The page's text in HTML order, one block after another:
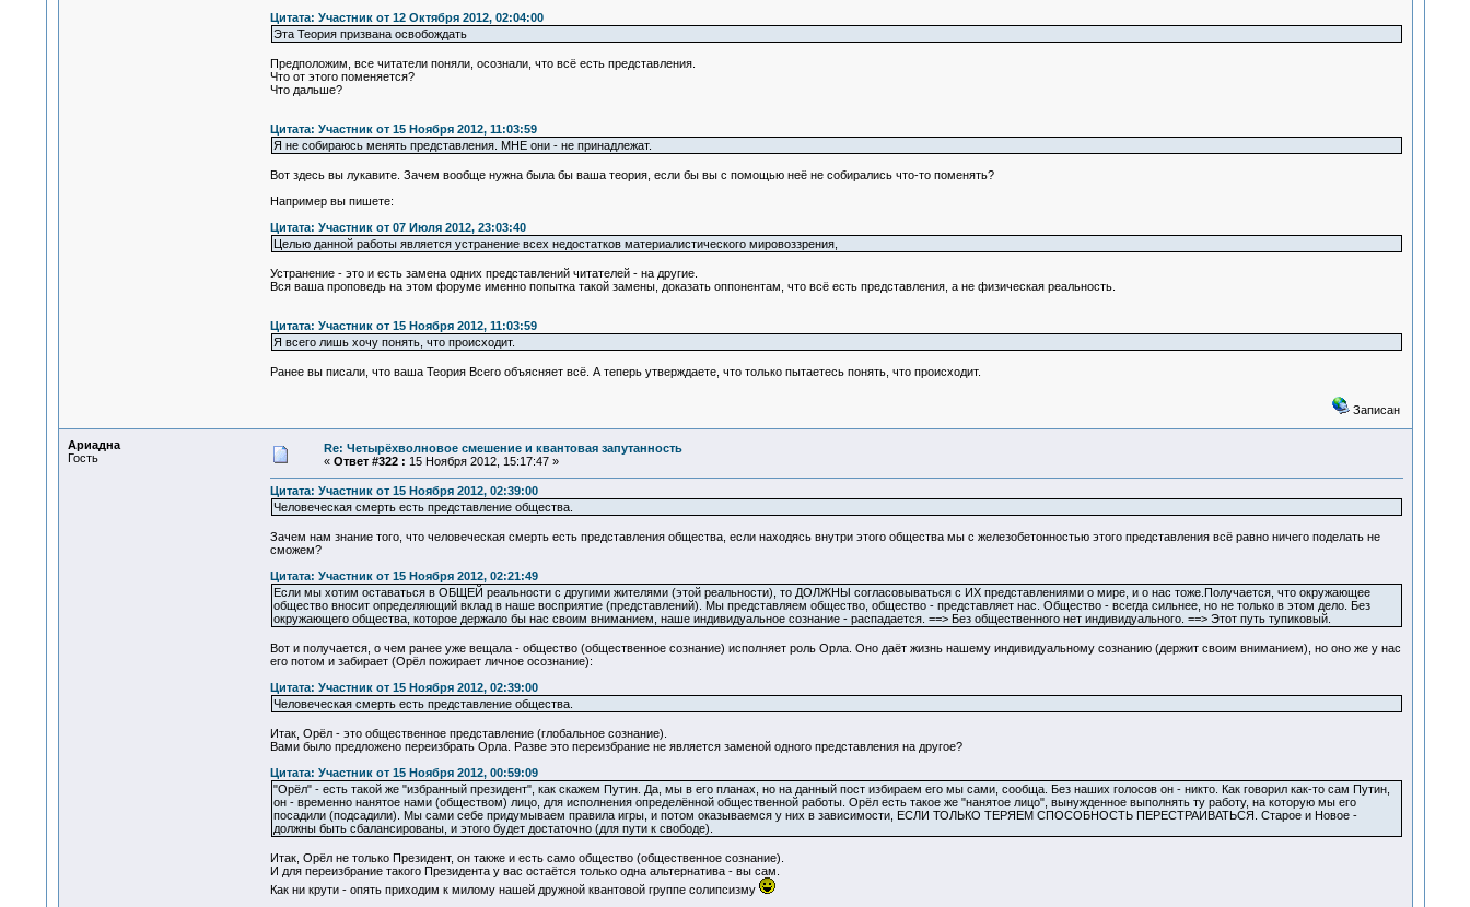
Цитата: Участник от 12 Октября 2012, 02:04:00
Эта Теория призвана освобождать
Предположим, все читатели поняли, осознали, что всё есть представления.
Что от этого поменяется?
Что дальше?
Цитата: Участник от 15 Ноября 2012, 11:03:59
Я не собираюсь менять представления. МНЕ они - не принадлежат.
Вот здесь вы лукавите. Зачем вообще нужна была бы ваша теория, если бы вы с помощью неё не собирались что-то поменять?
Например вы пишете:
Цитата: Участник от 07 Июля 2012, 23:03:40
Целью данной работы является устранение всех недостатков материалистического мировоззрения,
Устранение - это и есть замена одних представлений читателей - на другие.
Вся ваша проповедь на этом форуме именно попытка такой замены, доказать оппонентам, что всё есть представления, а не физическая реальность.
Цитата: Участник от 15 Ноября 2012, 11:03:59
Я всего лишь хочу понять, что происходит.
Ранее вы писали, что ваша Теория Всего объясняет всё. А теперь утверждаете, что только пытаетесь понять, что происходит.
Записан
Ариадна
Гость
Re: Четырёхволновое смешение и квантовая запутанность
« Ответ #322 : 15 Ноября 2012, 15:17:47 »
Цитата: Участник от 15 Ноября 2012, 02:39:00
Человеческая смерть есть представление общества.
Зачем нам знание того, что человеческая смерть есть представления общества, если находясь внутри этого общества мы с железобетонностью этого представления всё равно ничего поделать не
сможем?
Цитата: Участник от 15 Ноября 2012, 02:21:49
Если мы хотим оставаться в ОБЩЕЙ реальности с другими жителями (этой реальности), то ДОЛЖНЫ согласовываться с ИХ представлениями о мире, и о нас тоже.Получается, что окружающее
общество вносит определяющий вклад в наше восприятие (представлений). Мы представляем общество, общество - представляет нас. Общество - всегда сильнее, но не только в этом дело. Без
окружающего общества, которое держало бы нас своим вниманием, наше индивидуальное сознание - распадается. ==> Без общественного нет индивидуального. ==> Этот путь тупиковый.
Вот и получается, о чем ранее уже вещала - общество (общественное сознание) исполняет роль Орла. Оно даёт жизнь нашему индивидуальному сознанию (держит своим вниманием), но оно же у нас
его потом и забирает (Орёл пожирает личное осознание):
Цитата: Участник от 15 Ноября 2012, 02:39:00
Человеческая смерть есть представление общества.
Итак, Орёл - это общественное представление (глобальное сознание).
Вами было предложено переизбрать Орла. Разве это переизбрание не является заменой одного представления на другое?
Цитата: Участник от 15 Ноября 2012, 00:59:09
"Орёл" - есть такой же "избранный президент", как скажем Путин. Да, мы в его планах, но на данный пост избираем его мы сами, сообща. Без наших голосов он - никто. Как говорил как-то сам Путин,
он - временно нанятое нами (обществом) лицо, для исполнения определённой общественной работы. Орёл есть такое же "нанятое лицо", вынужденное выполнять ту работу, на которую мы его
посадили (подсадили). Мы сами себе придумываем правила игры, и потом оказываемся у них в зависимости, ЕСЛИ ТОЛЬКО ТЕРЯЕМ СПОСОБНОСТЬ ПЕРЕСТРАИВАТЬСЯ. Старое и Новое -
должны быть сбалансированы, и этого будет достаточно (для пути к свободе).
Итак, Орёл не только Президент, он также и есть само общество (общественное сознание).
И для переизбрание такого Президента у вас остаётся только одна альтернатива - вы сам.
Как ни крути - опять приходим к милому нашей дружной квантовой группе солипсизму